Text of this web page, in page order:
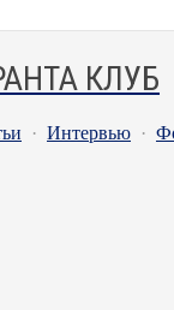
КЛУБ
· Интервью ·